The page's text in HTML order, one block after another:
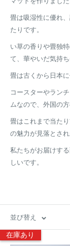
畳は吸湿性に優れ
たりです。
い草の香りや畳独
て、華やいだ気持
畳は古くから日本
コースターやラン
ムなので、外国の
畳はこれまで当た
の魅力が見落とされ
私たちがお届けす
しいです。
並び替え
在庫あり